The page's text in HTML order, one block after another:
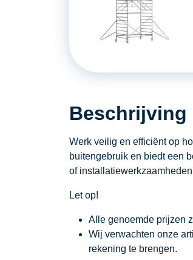
Beschrijving
Werk veilig en efficiënt op
buitengebruik en biedt een
of
Let op!
Alle genoemde prijzen
Wij verwachten onze
rekening te brengen.